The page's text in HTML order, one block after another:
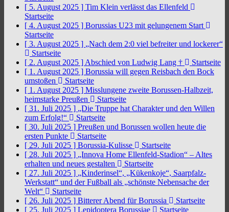
[ 5. August 2025 ] Tim Klein verlässt das Ellenfeld
Startseite
[ 4. August 2025 ] Borussias U23 mit gelungenem Start
Startseite
[ 3. August 2025 ] „Nach dem 2:0 viel befreiter und lockerer“
Startseite
[ 2. August 2025 ] Abschied von Ludwig Lang †
Startseite
[ 1. August 2025 ] Borussia will gegen Reisbach den Bock
umstoßen
Startseite
[ 1. August 2025 ] Misslungene zweite Borussen-Halbzeit,
heimstarke Preußen
Startseite
[ 31. Juli 2025 ] „Die Truppe hat Charakter und den Willen
zum Erfolg!“
Startseite
[ 30. Juli 2025 ] Preußen und Borussen wollen heute die
ersten Punkte
Startseite
[ 29. Juli 2025 ] Borussia-Kulisse
Startseite
[ 28. Juli 2025 ] „Innova Home Ellenfeld-Stadion“ – Altes
erhalten und neues gestalten
Startseite
[ 27. Juli 2025 ] „Kinderinsel“, „Kükenkoje“, Saarpfalz-
Werkstatt“ und der Fußball als „schönste Nebensache der
Welt“
Startseite
[ 26. Juli 2025 ] Bitterer Abend für Borussia
Startseite
[ 25. Juli 2025 ] Lepidoptera Borussiae
Startseite